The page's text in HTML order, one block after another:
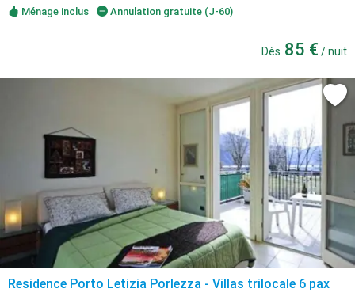
Ménage inclus Annulation gratuite (J-60)
Dès 85 € / nuit
Residence Porto Letizia Porlezza - Villas trilocale 6 pax